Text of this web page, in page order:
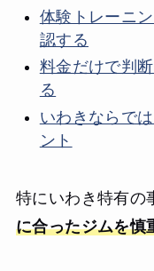
体験トレーニ
認する
料金だけで判
る
いわきならで
ント
特にいわき特有の
に合ったジムを慎